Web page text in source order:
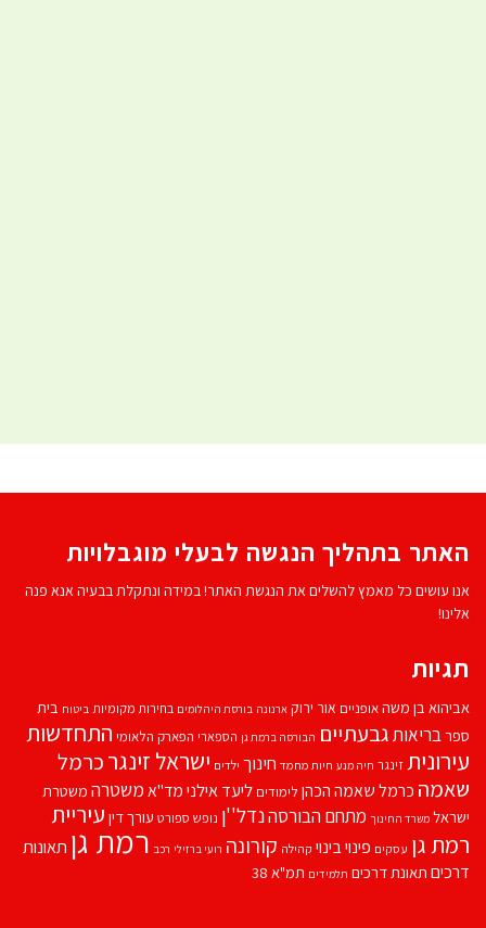
האתר בתהליך הנגשה לבעלי מוגבלויות
אנו עושים כל מאמץ להשלים את הנגשת האתר! במידה ונתקלת בבעיה אנא פנה
אלינו!
תגיות
אביהוא בן משהאופניים אור ירוק ארנונה בורסת היהלומים בחירות מקומיות ביטוח בית
ספרבריאותגבעתיים הבורסה ברמת גן הספארי הפארק הלאומי התחדשות
עירוניתזינגר חיה מנע חיות מחמד חינוך ילדים ישראל זינגרכרמל
שאמה כרמל שאמה הכהן לימודים ליעד אילנימד''אמשטרה משטרת
ישראל משרד החינוך מתחם הבורסהנדל''ן נופש ספורט עורך דין עיריית
רמת גן עסקים פינוי בינוי קהילה קורונה רועי ברזילי רכב רמת גן תאונות
דרכים תאונת דרכים תלמידים תמ"א 38